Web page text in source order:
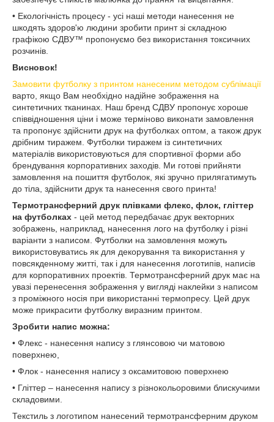
• Екологічність процесу - усі наші методи нанесення не
шкодять здоров'ю людини зробити принт зі складною
графікою СДВУ™ пропонуємо без використання токсичних
розчинів.
Висновок!
Замовити футболку з принтом нанесеним методом сублімації
варто, якщо Вам необхідно надійне зображення на
синтетичних тканинах. Наш бренд СДВУ пропонує хороше
співвідношення ціни і може терміново виконати замовлення
та пропонує здійснити друк на футболках оптом, а також друк
дрібним тиражем. Футболки тиражем із синтетичних
матеріалів використовуються для спортивної форми або
брендування корпоративних заходів. Ми готові прийняти
замовлення на пошиття футболок, які зручно прилягатимуть
до тіла, здійснити друк та нанесення свого принта!
Термотрансферний друк плівками флекс, флок, гліттер
на футболках - цей метод передбачає друк векторних
зображень, наприклад, нанесення лого на футболку і різні
варіанти з написом. Футболки на замовлення можуть
використовуватись як для декорування та використання у
повсякденному житті, так і для нанесення логотипів, написів
для корпоративних проектів. Термотрансферний друк має на
увазі перенесення зображення у вигляді наклейки з написом
з проміжного носія при використанні термопресу. Цей друк
може прикрасити футболку виразним принтом.
Зробити напис можна:
• Флекс - нанесення напису з глянсовою чи матовою
поверхнею,
• Флок - нанесення напису з оксамитовою поверхнею
• Гліттер – нанесення напису з різнокольоровими блискучими
складовими.
Текстиль з логотипом нанесений термотрансферним друком